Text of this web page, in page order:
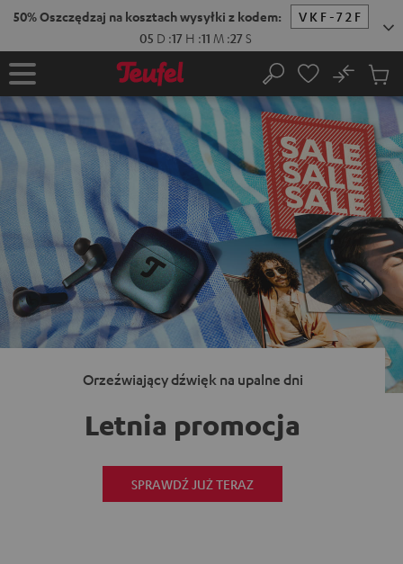
DO
Strona
główna
Szukaj
No
w
Orzeźwiający dźwięk na upalne dni
Letnia promocja
SPRAWDŹ JUŻ TERAZ